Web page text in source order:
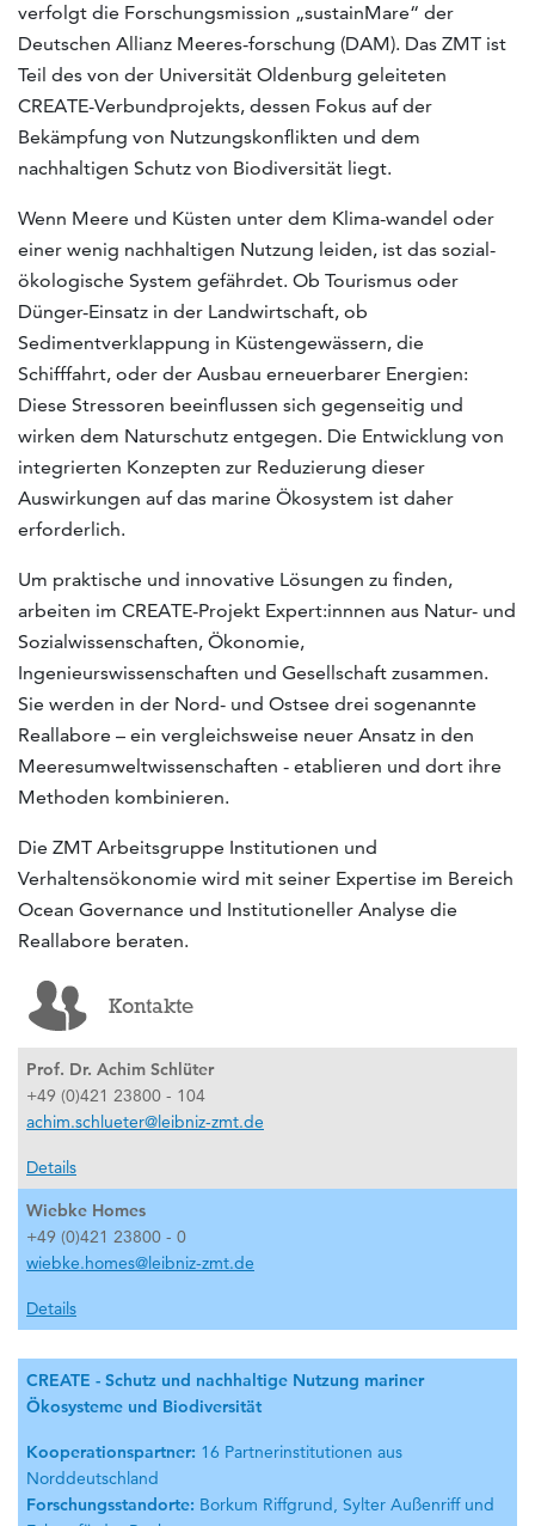
verfolgt die Forschungsmission „sustainMare“ der
Deutschen Allianz Meeres-forschung (DAM). Das ZMT ist
Teil des von der Universität Oldenburg geleiteten
CREATE-Verbundprojekts, dessen Fokus auf der
Bekämpfung von Nutzungskonflikten und dem
nachhaltigen Schutz von Biodiversität liegt.
Wenn Meere und Küsten unter dem Klima-wandel oder
einer wenig nachhaltigen Nutzung leiden, ist das sozial-
ökologische System gefährdet. Ob Tourismus oder
Dünger-Einsatz in der Landwirtschaft, ob
Sedimentverklappung in Küstengewässern, die
Schifffahrt, oder der Ausbau erneuerbarer Energien:
Diese Stressoren beeinflussen sich gegenseitig und
wirken dem Naturschutz entgegen. Die Entwicklung von
integrierten Konzepten zur Reduzierung dieser
Auswirkungen auf das marine Ökosystem ist daher
erforderlich.
Um praktische und innovative Lösungen zu finden,
arbeiten im CREATE-Projekt Expert:innnen aus Natur- und
Sozialwissenschaften, Ökonomie,
Ingenieurswissenschaften und Gesellschaft zusammen.
Sie werden in der Nord- und Ostsee drei sogenannte
Reallabore – ein vergleichsweise neuer Ansatz in den
Meeresumweltwissenschaften - etablieren und dort ihre
Methoden kombinieren.
Die ZMT Arbeitsgruppe Institutionen und
Verhaltensökonomie wird mit seiner Expertise im Bereich
Ocean Governance und Institutioneller Analyse die
Reallabore beraten.
Kontakte
Prof. Dr. Achim Schlüter
+49 (0)421 23800 - 104
achim.schlueter@leibniz-zmt.de
Details
Wiebke Homes
+49 (0)421 23800 - 0
wiebke.homes@leibniz-zmt.de
Details
CREATE - Schutz und nachhaltige Nutzung mariner
Ökosysteme und Biodiversität
Kooperationspartner: 16 Partnerinstitutionen aus
Norddeutschland
Forschungsstandorte: Borkum Riffgrund, Sylter Außenriff und